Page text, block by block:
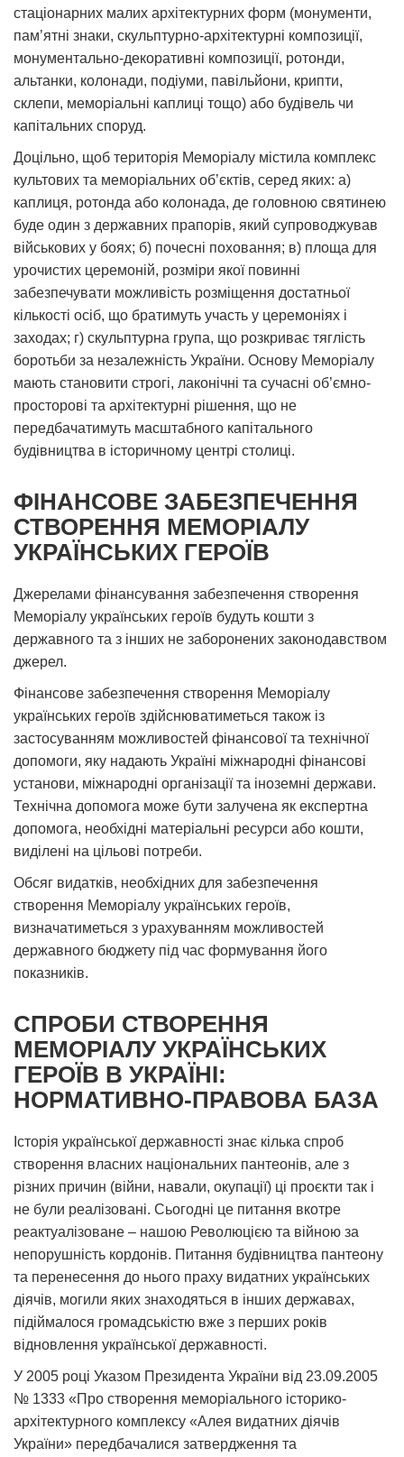
стаціонарних малих архітектурних форм (монументи,
пам’ятні знаки, скульптурно-архітектурні композиції,
монументально-декоративні композиції, ротонди,
альтанки, колонади, подіуми, павільйони, крипти,
склепи, меморіальні каплиці тощо) або будівель чи
капітальних споруд.
Доцільно, щоб територія Меморіалу містила комплекс
культових та меморіальних об’єктів, серед яких: а)
каплиця, ротонда або колонада, де головною святинею
буде один з державних прапорів, який супроводжував
військових у боях; б) почесні поховання; в) площа для
урочистих церемоній, розміри якої повинні
забезпечувати можливість розміщення достатньої
кількості осіб, що братимуть участь у церемоніях і
заходах; г) скульптурна група, що розкриває тяглість
боротьби за незалежність України. Основу Меморіалу
мають становити строгі, лаконічні та сучасні об’ємно-
просторові та архітектурні рішення, що не
передбачатимуть масштабного капітального
будівництва в історичному центрі столиці.
ФІНАНСОВЕ ЗАБЕЗПЕЧЕННЯ
СТВОРЕННЯ МЕМОРІАЛУ
УКРАЇНСЬКИХ ГЕРОЇВ
Джерелами фінансування забезпечення створення
Меморіалу українських героїв будуть кошти з
державного та з інших не заборонених законодавством
джерел.
Фінансове забезпечення створення Меморіалу
українських героїв здійснюватиметься також із
застосуванням можливостей фінансової та технічної
допомоги, яку надають Україні міжнародні фінансові
установи, міжнародні організації та іноземні держави.
Технічна допомога може бути залучена як експертна
допомога, необхідні матеріальні ресурси або кошти,
виділені на цільові потреби.
Обсяг видатків, необхідних для забезпечення
створення Меморіалу українських героїв,
визначатиметься з урахуванням можливостей
державного бюджету під час формування його
показників.
СПРОБИ СТВОРЕННЯ
МЕМОРІАЛУ УКРАЇНСЬКИХ
ГЕРОЇВ В УКРАЇНІ:
НОРМАТИВНО-ПРАВОВА БАЗА
Історія української державності знає кілька спроб
створення власних національних пантеонів, але з
різних причин (війни, навали, окупації) ці проєкти так і
не були реалізовані. Сьогодні це питання вкотре
реактуалізоване – нашою Революцією та війною за
непорушність кордонів. Питання будівництва пантеону
та перенесення до нього праху видатних українських
діячів, могили яких знаходяться в інших державах,
підіймалося громадськістю вже з перших років
відновлення української державності.
У 2005 році Указом Президента України від 23.09.2005
№ 1333 «Про створення меморіального історико-
архітектурного комплексу «Алея видатних діячів
України» передбачалися затвердження та